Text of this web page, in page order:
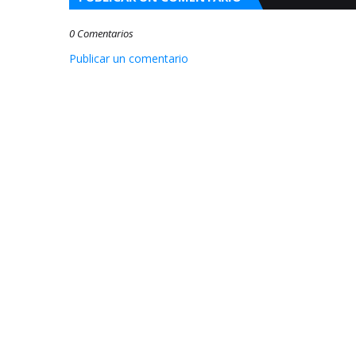
0 Comentarios
Publicar un comentario